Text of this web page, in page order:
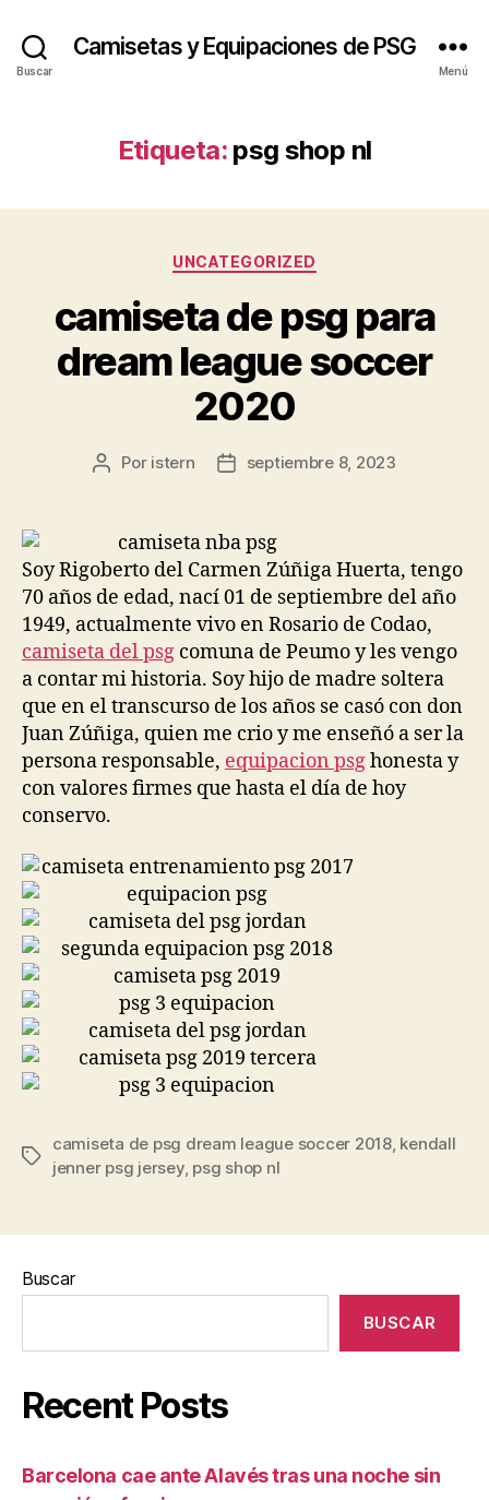
Buscar
Camisetas y Equipaciones de PSG
Menú
Etiqueta: psg shop nl
Categorías
UNCATEGORIZED
camiseta de psg para
dream league soccer
2020
Autor
entrada
Por istern
Fecha
entrada
septiembre 8, 2023
Soy Rigoberto del Carmen Zúñiga Huerta, tengo
70 años de edad, nací 01 de septiembre del año
1949, actualmente vivo en Rosario de Codao,
camiseta del psg comuna de Peumo y les vengo
a contar mi historia. Soy hijo de madre soltera
que en el transcurso de los años se casó con don
Juan Zúñiga, quien me crio y me enseñó a ser la
persona responsable, equipacion psghonesta y
con valores firmes que hasta el día de hoy
conservo.
Etiquetas
camiseta de psg dream league soccer 2018, kendall
jenner psg jersey, psg shop nl
Buscar
BUSCAR
Recent Posts
Barcelona cae ante Alavés tras una noche sin